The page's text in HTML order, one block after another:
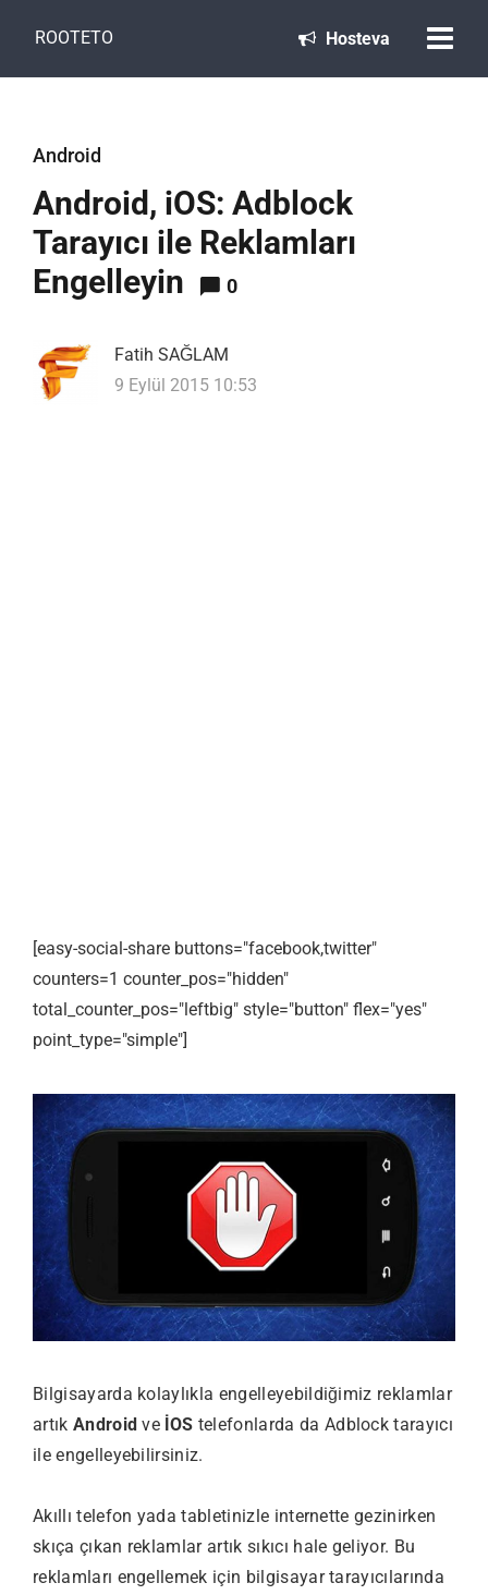
ROOTETO Hosteva
Android
Android, iOS: Adblock
Tarayıcı ile Reklamları
Engelleyin
0
Fatih SAĞLAM
9 Eylül 2015 10:53
[easy-social-share buttons="facebook,twitter"
counters=1 counter_pos="hidden"
total_counter_pos="leftbig" style="button" flex="yes"
point_type="simple"]
Bilgisayarda kolaylıkla engelleyebildiğimiz reklamlar
artık Android ve İOS telefonlarda da Adblock tarayıcı
ile engelleyebilirsiniz.
Akıllı telefon yada tabletinizle internette gezinirken
skıça çıkan reklamlar artık sıkıcı hale geliyor. Bu
reklamları engellemek için bilgisayar tarayıcılarında